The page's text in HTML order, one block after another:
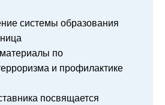
системы образования
по
и профилактике
посвящается